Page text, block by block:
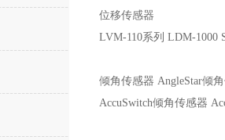
位移传感器
LVM-110系列 LDM-1000
倾角传感器 AngleStar倾
AccuSwitch倾角传感器